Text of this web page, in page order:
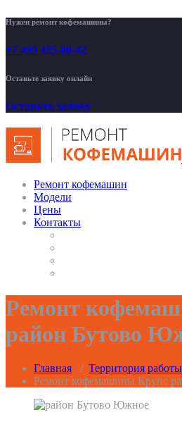
Нужен ремонт кофемашины?
+7 499 455-00-42
Оставьте заявку онлайн
Оставить заявку
Ремонт кофемашин
Модели
Цены
Контакты
Ремонт
район Бутово
Главная / Территория работы
Ремонт кофемашины Крупс